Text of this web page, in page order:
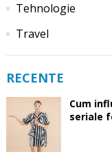
Tehnologie
Travel
RECENTE
Cum
seriale